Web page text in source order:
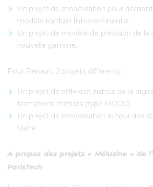
Un projet de modélisation pour
modèle Kanban Intercontinental.
Un projet de modèle de prévision de la
nouvelle gamme.
Pour Renault, 2 projets différents :
Un projet de réflexion autour de la
formations métiers (type MOOC).
Un projet de modélisation autour des
Usine.
A propos des projets « Mélusine » de
ParisTech